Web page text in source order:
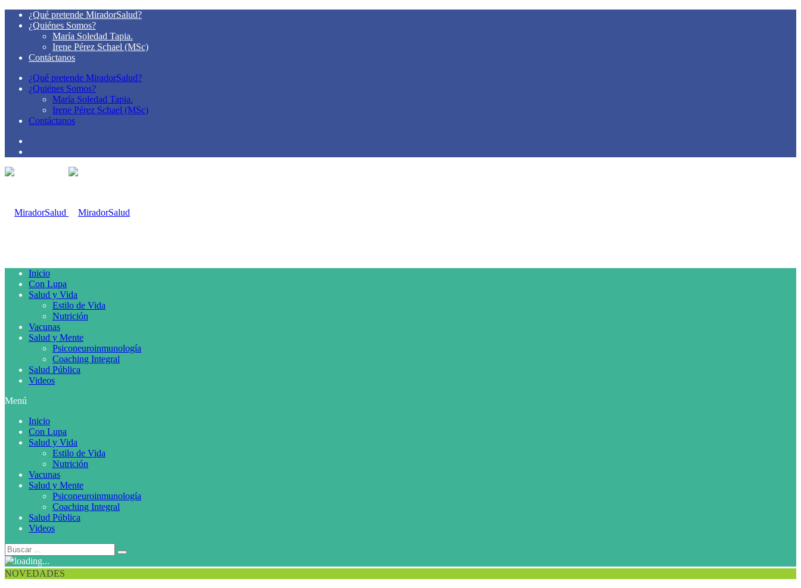
¿Qué pretende MiradorSalud?
¿Quiénes Somos?
María Soledad Tapia.
Irene Pérez Schael (MSc)
Contáctanos
¿Qué pretende MiradorSalud?
¿Quiénes Somos?
María Soledad Tapia.
Irene Pérez Schael (MSc)
Contáctanos
Inicio
Con Lupa
Salud y Vida
Estilo de Vida
Nutrición
Vacunas
Salud y Mente
Psiconeuroinmunología
Coaching Integral
Salud Pública
Videos
Menú
Inicio
Con Lupa
Salud y Vida
Estilo de Vida
Nutrición
Vacunas
Salud y Mente
Psiconeuroinmunología
Coaching Integral
Salud Pública
Videos
NOVEDADES